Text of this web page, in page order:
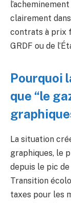
clairement
contrats à prix
GRDF ou de
Pourquoi
que “le
La situation
graphiques, le
depuis le pic
Transition
taxes pour les